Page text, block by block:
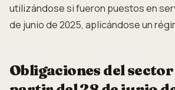
utilizándose si fueron puestos en
de junio de 2025, aplicándose un
Obligaciones del